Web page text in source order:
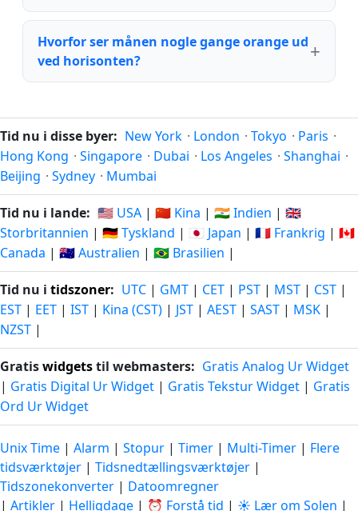
Hvorfor ser månen nogle gange orange ud
ved horisonten?
Tid nu i disse byer: New York · London · Tokyo · Paris ·
Hong Kong · Singapore · Dubai · Los Angeles · Shanghai ·
Beijing · Sydney · Mumbai
Tid nu i lande: 🇺🇸 USA | 🇨🇳 Kina | 🇮🇳 Indien | 🇬🇧
Storbritannien | 🇩🇪 Tyskland | 🇯🇵 Japan | 🇫🇷 Frankrig | 🇨🇦
Canada | 🇦🇺 Australien | 🇧🇷 Brasilien |
Tid nu i tidszoner: UTC | GMT | CET | PST | MST | CST |
EST | EET | IST | Kina (CST) | JST | AEST | SAST | MSK |
NZST |
Gratiswidgetstil webmasters: Gratis Analog Ur Widget
| Gratis Digital Ur Widget | Gratis Tekstur Widget | Gratis
Ord Ur Widget
Unix Time | Alarm | Stopur | Timer | Multi-Timer | Flere
tidsværktøjer | Tidsnedtællingsværktøjer |
Tidszonekonverter | Datoomregner
| Artikler | Helligdage | ⏰ Forstå tid | ☀️ Lær om Solen |